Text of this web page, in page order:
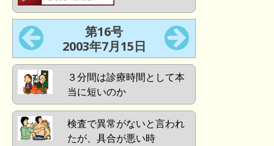
第16号
2003年7月15日
３分間は診療時間として本
当に短いのか
検査で異常がないと言われ
たが、具合が悪い時